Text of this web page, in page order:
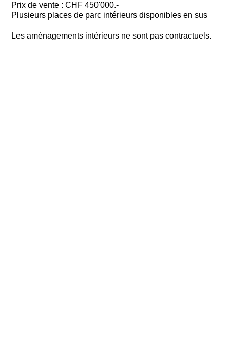
Prix de vente : CHF 450'000.-
Plusieurs places de parc intérieurs disponibles en sus
Les aménagements intérieurs ne sont pas contractuels.